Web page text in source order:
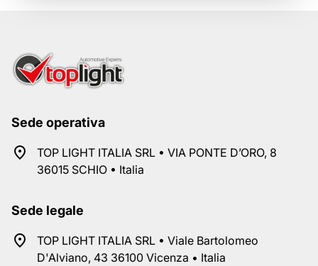
Sede operativa
TOP LIGHT ITALIA SRL • VIA PONTE D’ORO, 8
36015 SCHIO • Italia
Sede legale
TOP LIGHT ITALIA SRL • Viale Bartolomeo
D'Alviano, 43 36100 Vicenza • Italia